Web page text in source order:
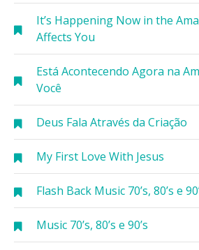
It’s Happening Now in the
Affects You
Está Acontecendo Agora na
Você
Deus Fala Através da Criação
My First Love With Jesus
Flash Back Music 70’s, 80’s e
Music 70’s, 80’s e 90’s